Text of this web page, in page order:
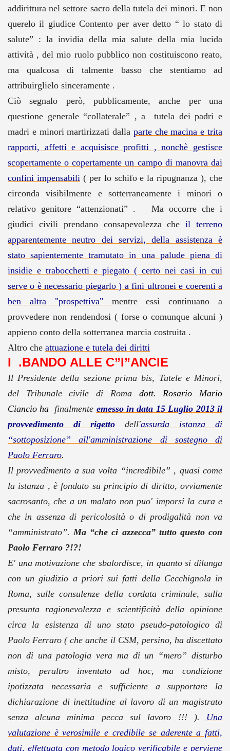
addirittura nel settore sacro della tutela dei minori. E non
querelo il giudice Contento per aver detto “ lo stato di
salute” : la invidia della mia salute della mia lucida
attività , del mio ruolo pubblico non costituiscono reato,
ma qualcosa di talmente basso che stentiamo ad
attribuirglielo sinceramente .
Ciò segnalo però, pubblicamente, anche per una
questione generale “collaterale” , a tutela dei padri e
madri e minori martirizzati dalla parte che macina e trita
rapporti, affetti e acquisisce profitti , nonchè gestisce
scopertamente o copertamente un campo di manovra dai
confini impensabili ( per lo schifo e la ripugnanza ), che
circonda visibilmente e sotterraneamente i minori o
relativo genitore “attenzionati” . Ma occorre che i
giudici civili prendano consapevolezza cheil terreno
apparentemente neutro dei servizi, della assistenza è
stato sapientemente tramutato in una palude piena di
insidie e trabocchetti e piegato ( certo nei casi in cui
serve o è necessario piegarlo ) a fini ultronei e coerenti a
ben altra "prospettiva" mentre essi continuano a
provvedere non rendendosi ( forse o comunque alcuni )
appieno conto della sotterranea marcia costruita .
Altro che attuazione e tutela dei diritti
I .BANDO ALLE C”I”ANCIE
Il Presidente della sezione prima bis, Tutele e Minori,
del Tribunale civile di Roma dott. Rosario Mario
Ciancio ha finalmente emesso in data 15 Luglio 2013 il
provvedimento di rigetto
dell'assurda istanza di
“sottoposizione” all'amministrazione di sostegno di
Paolo Ferraro.
Il provvedimento a sua volta “incredibile” , quasi come
la istanza , è fondato su principio di diritto, ovviamente
sacrosanto, che a un malato non puo' imporsi la cura e
che in assenza di pericolosità o di prodigalità non va
“amministrato”.Ma “che ci azzecca” tutto questo con
Paolo Ferraro ?!?!
E' una motivazione che sbalordisce, in quanto si dilunga
con un giudizio a priori sui fatti della Cecchignola in
Roma, sulle consulenze della cordata criminale, sulla
presunta ragionevolezza e scientificità della opinione
circa la esistenza di uno stato pseudo-patologico di
Paolo Ferraro ( che anche il CSM, persino, ha discettato
non di una patologia vera ma di un “mero” disturbo
misto, peraltro inventato ad hoc, ma condizione
ipotizzata necessaria e sufficiente a supportare la
dichiarazione di inettitudine al lavoro di un magistrato
senza alcuna minima pecca sul lavoro !!! ). Una
valutazione è verosimile e credibile se aderente a fatti,
dati, effettuata con metodo logico verificabile e perviene